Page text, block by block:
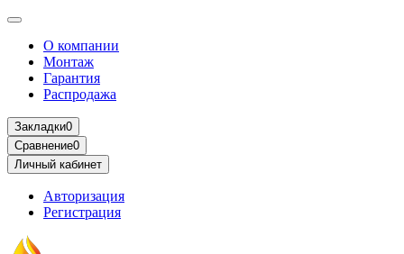
О компании
Монтаж
Гарантия
Распродажа
Закладки0
Сравнение0
Личный кабинет
Авторизация
Регистрация